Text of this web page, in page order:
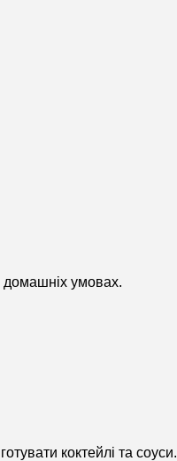
домашніх умовах.
коктейлі та соуси.